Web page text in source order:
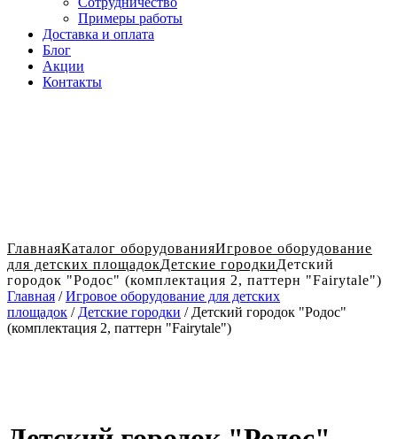
Примеры работы
Доставка и оплата
Блог
Акции
Контакты
ГлавнаяКаталог оборудованияИгровое оборудование
для детских площадокДетские городкиДетский
городок "Родос" (комплектация 2, паттерн "Fairytale")
Главная /Игровое оборудование для детских
площадок / Детские городки / Детский городок "Родос"
(комплектация 2, паттерн "Fairytale")